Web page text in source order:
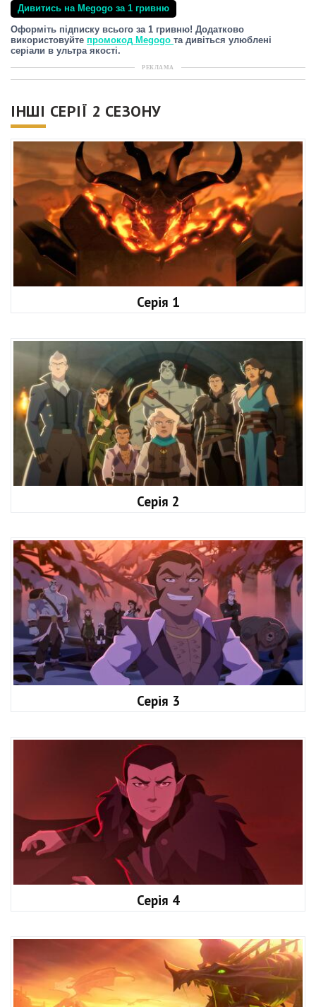
Дивитись на Megogo за 1 гривню
Оформіть підписку всього за 1 гривню! Додатково
використовуйте промокод Megogo та дивіться улюблені
серіали в ультра якості.
РЕКЛАМА
ІНШІ СЕРІЇ 2 СЕЗОНУ
Серія 1
Серія 2
Серія 3
Серія 4